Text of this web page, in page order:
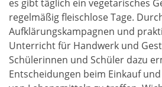
es gibt täglich ein vegetarisches
regelmäßig fleischlose Tage.
Aufklärungskampagnen und
Unterricht für Handwerk und
Schülerinnen und Schüler dazu
Entscheidungen beim Einkauf